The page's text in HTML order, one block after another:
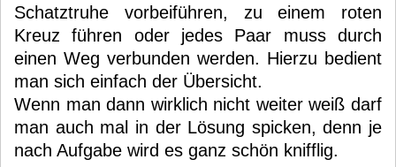
Schatztruhe vorbeiführen, zu einem roten
Kreuz führen oder jedes Paar muss durch
einen Weg verbunden werden. Hierzu bedient
man sich einfach der Übersicht.
Wenn man dann wirklich nicht weiter weiß darf
man auch mal in der Lösung spicken, denn je
nach Aufgabe wird es ganz schön knifflig.